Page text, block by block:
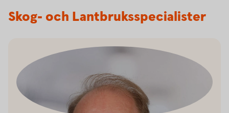
Skog- och Lantbruksspecialister